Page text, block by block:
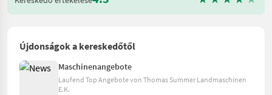
Újdonságok a kereskedőtől
Maschinenangebote
Laufend Top Angebote von Thomas Summer Landmaschinen
E.K.